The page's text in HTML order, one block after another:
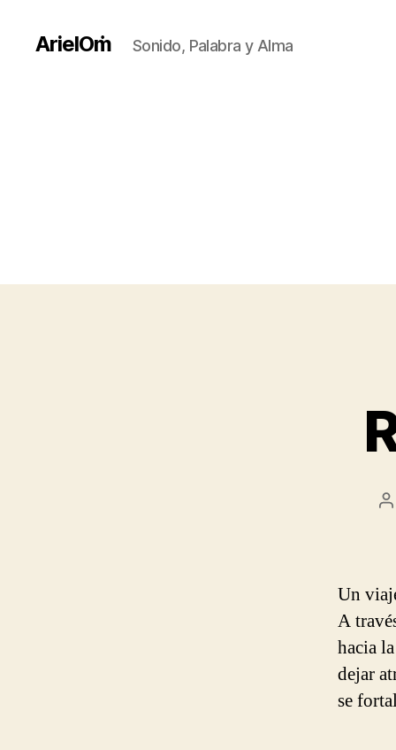
ArielOṁ Sonido, Palabra y Alma
Un
A
hacia
dejar
se